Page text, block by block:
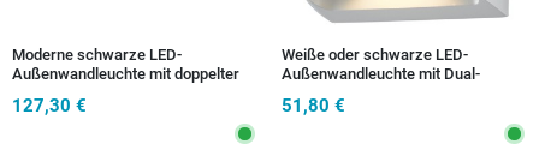
Moderne schwarze LED-
Außenwandleuchte mit doppelter
127,30 €
Weiße oder schwarze LED-
Außenwandleuchte mit Dual-
51,80 €